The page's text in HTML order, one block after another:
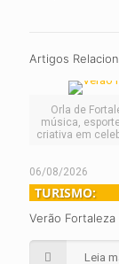
Artigos
Orla de
música,
criativa em
06/08/2026
TURISMO:
Verão
Leia